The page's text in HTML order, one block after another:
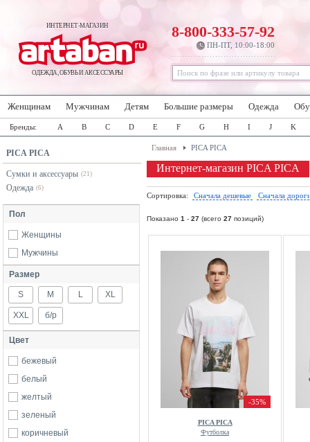
ИНТЕРНЕТ-МАГАЗИН
ОДЕЖДА, ОБУВЬ И АКСЕССУАРЫ
8-800-333-57-92
ПН-ПТ, 10:00-18:00
Женщинам Мужчинам Детям Большие размеры Одежда
Бренды: A B C D E F G H I J K
PICA PICA
Сумки и аксессуары (21)
Одежда (6)
Пол
Женщины
Мужчины
Размер
S M L XL
XXL б/р
Цвет
бежевый
белый
желтый
зеленый
коричневый
Главная PICA PICA
Интернет-магазин PICA PICA
Сортировка: Сначала дешевые Сначала
Показано 1 - 27 (всего 27 позиций)
-35%
PICA PICA
Футболка